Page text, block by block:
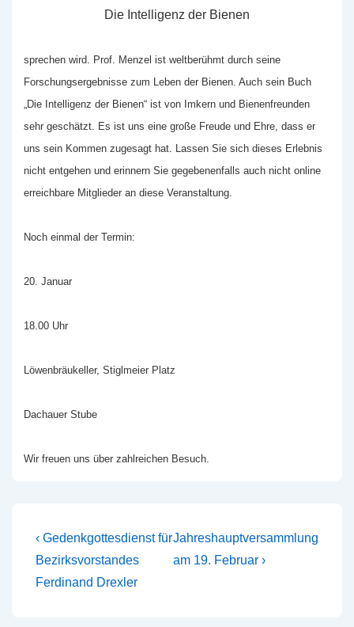
Die Intelligenz der Bienen
sprechen wird. Prof. Menzel ist weltberühmt durch seine
Forschungsergebnisse zum Leben der Bienen. Auch sein Buch
„Die Intelligenz der Bienen“ ist von Imkern und Bienenfreunden
sehr geschätzt. Es ist uns eine große Freude und Ehre, dass er
uns sein Kommen zugesagt hat. Lassen Sie sich dieses Erlebnis
nicht entgehen und erinnern Sie gegebenenfalls auch nicht online
erreichbare Mitglieder an diese Veranstaltung.
Noch einmal der Termin:
20. Januar
18.00 Uhr
Löwenbräukeller, Stiglmeier Platz
Dachauer Stube
Wir freuen uns über zahlreichen Besuch.
Beitragsnavigation
Vorheriger
Beitrag
ist
‹ Gedenkgottesdienst für
Bezirksvorstandes
Ferdinand Drexler
Nächster
Beitrag
Jahreshauptversammlung
am 19. Februar ›